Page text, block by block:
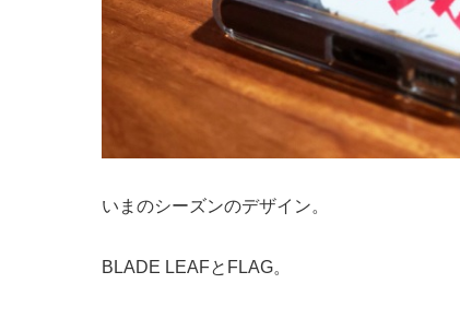
いまのシーズンのデザイン。
BLADE LEAFとFLAG。